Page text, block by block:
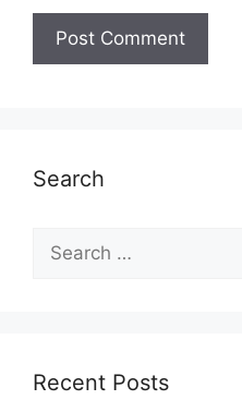
Search
Search
for:
Recent Posts